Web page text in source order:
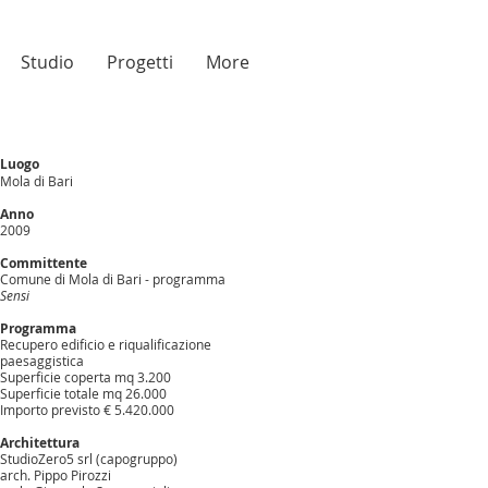
Studio Progetti More
Luogo
Mola di Bari
Anno
2009
Committente
Comune di Mola di Bari - programma
Sensi
Programma
Recupero edificio e riqualificazione
paesaggistica
Superficie coperta mq 3.200
Superficie totale mq 26.000
Importo previsto € 5.420.000
Architettura
StudioZero5 srl (capogruppo)
arch. Pippo Pirozzi